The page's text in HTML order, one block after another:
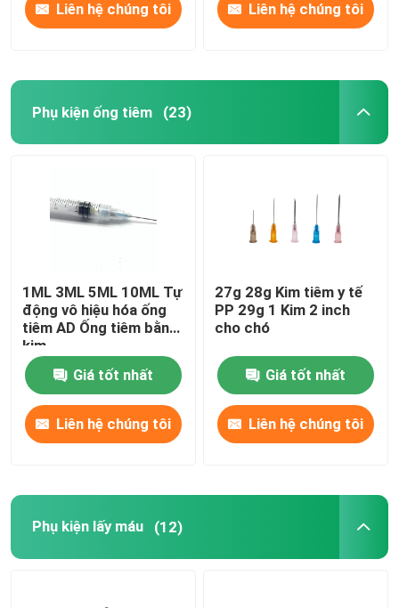
Liên hệ chúng tôi Liên hệ chúng tôi
Phụ kiện ống tiêm (23)
1ML 3ML 5ML 10ML Tự
động vô hiệu hóa ống
tiêm AD Ống tiêm bằng
kim
Giá tốt nhất
Liên hệ chúng tôi
27g 28g Kim tiêm y tế
PP 29g 1 Kim 2 inch
cho chó
Giá tốt nhất
Liên hệ chúng tôi
Phụ kiện lấy máu (12)